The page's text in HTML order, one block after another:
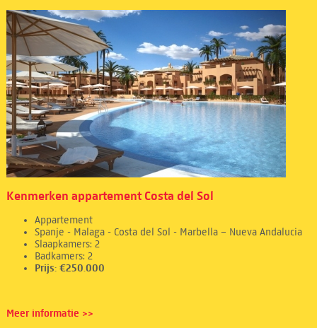
Kenmerken appartement Costa del Sol
Appartement
Spanje - Malaga - Costa del Sol - Marbella – Nueva Andalucia
Slaapkamers: 2
Badkamers: 2
Prijs: €250.000
Meer informatie >>